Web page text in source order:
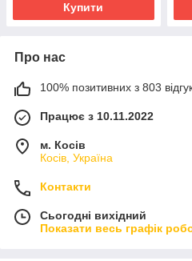
Купити
Про нас
100% позитивних з 803
Працює з 10.11.2022
м. Косів
Косів, Україна
Контакти
Сьогодні вихідний
Показати весь графік